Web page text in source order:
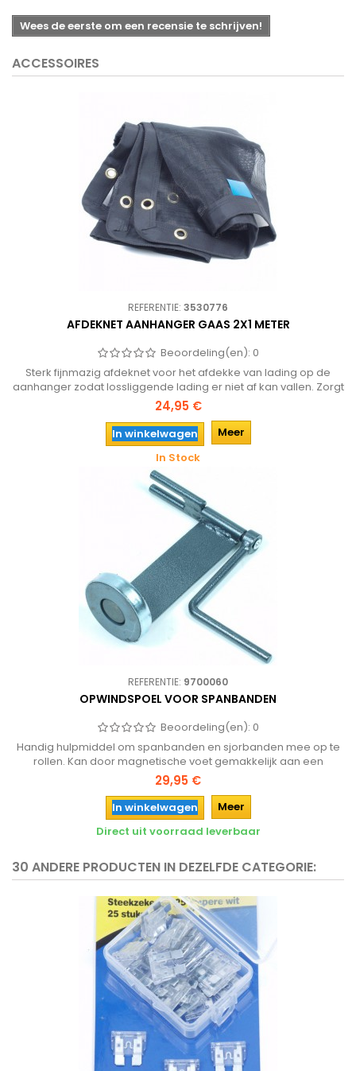
Wees de eerste om een recensie te schrijven!
ACCESSOIRES
REFERENTIE: 3530776
AFDEKNET AANHANGER GAAS 2X1 METER
Beoordeling(en): 0
Sterk fijnmazig afdeknet voor het afdekke van lading op de
aanhanger zodat lossliggende lading er niet af kan vallen. Zorgt
voor veiligheid en voorkom hiermee hoge boete's!
24,95 €
In winkelwagen
Meer
In Stock
REFERENTIE: 9700060
OPWINDSPOEL VOOR SPANBANDEN
Beoordeling(en): 0
Handig hulpmiddel om spanbanden en sjorbanden mee op te
rollen. Kan door magnetische voet gemakkelijk aan een
voertuig worden bevestigd.
29,95 €
In winkelwagen
Meer
Direct uit voorraad leverbaar
30 ANDERE PRODUCTEN IN DEZELFDE CATEGORIE: